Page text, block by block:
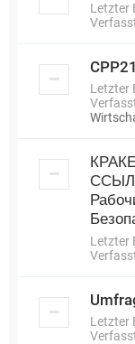
Letzter
Letzter
Letzter
Letzter